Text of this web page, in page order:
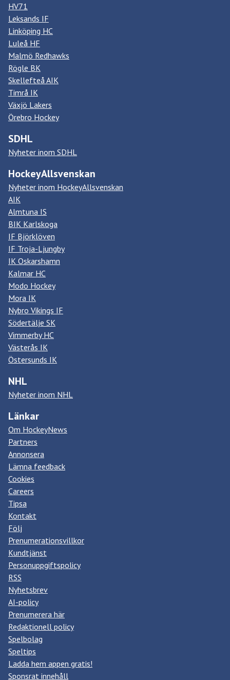
HV71
Leksands IF
Linköping HC
Luleå HF
Malmö Redhawks
Rögle BK
Skellefteå AIK
Timrå IK
Växjö Lakers
Örebro Hockey
SDHL
Nyheter inom SDHL
HockeyAllsvenskan
Nyheter inom HockeyAllsvenskan
AIK
Almtuna IS
BIK Karlskoga
IF Björklöven
IF Troja-Ljungby
IK Oskarshamn
Kalmar HC
Modo Hockey
Mora IK
Nybro Vikings IF
Södertälje SK
Vimmerby HC
Västerås IK
Östersunds IK
NHL
Nyheter inom NHL
Länkar
Om HockeyNews
Partners
Annonsera
Lämna feedback
Cookies
Careers
Tipsa
Kontakt
Följ
Prenumerationsvillkor
Kundtjänst
Personuppgiftspolicy
RSS
Nyhetsbrev
AI-policy
Prenumerera här
Redaktionell policy
Spelbolag
Speltips
Ladda hem appen gratis!
Sponsrat innehåll